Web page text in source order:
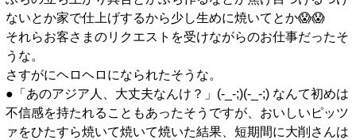
ないとか家で仕上げするから少し生めに焼いてとか😱😱
それらお客さまのリクエストを受けながらのお仕事だったそ
うな。
さすがにヘロヘロになられたそうな。
●「あのアジア人、大丈夫なんけ？」(-_-;)(-_-;) なんて初めは
不信感を持たれることもあったそうですが、おいしいピッツ
ァをひたすら焼いて焼いて焼いた結果、短期間に大削さんは